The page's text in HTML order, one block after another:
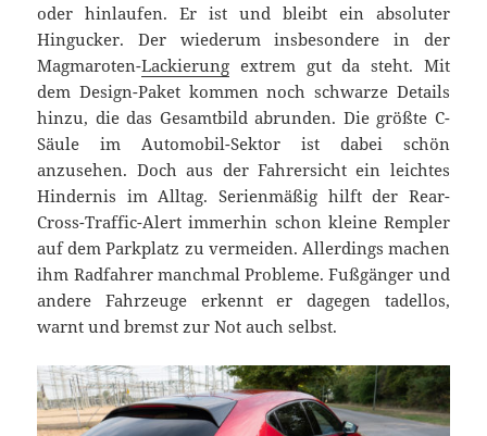
oder hinlaufen. Er ist und bleibt ein absoluter
Hingucker. Der wiederum insbesondere in der
Magmaroten-Lackierung extrem gut da steht. Mit
dem Design-Paket kommen noch schwarze Details
hinzu, die das Gesamtbild abrunden. Die größte C-
Säule im Automobil-Sektor ist dabei schön
anzusehen. Doch aus der Fahrersicht ein leichtes
Hindernis im Alltag. Serienmäßig hilft der Rear-
Cross-Traffic-Alert immerhin schon kleine Rempler
auf dem Parkplatz zu vermeiden. Allerdings machen
ihm Radfahrer manchmal Probleme. Fußgänger und
andere Fahrzeuge erkennt er dagegen tadellos,
warnt und bremst zur Not auch selbst.